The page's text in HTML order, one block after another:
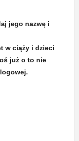
jego nazwę i
w ciąży i dzieci
już o to nie